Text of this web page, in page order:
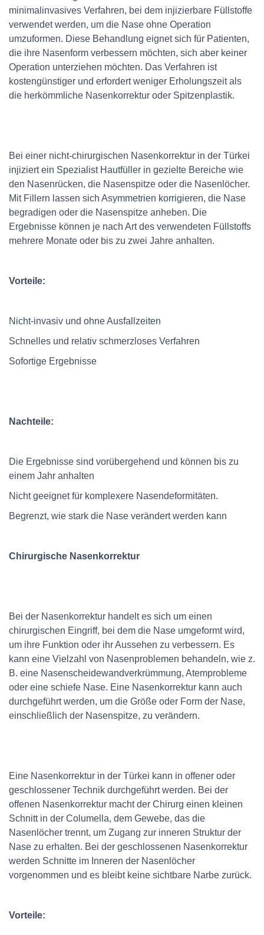
minimalinvasives Verfahren, bei dem injizierbare Füllstoffe
verwendet werden, um die Nase ohne Operation
umzuformen. Diese Behandlung eignet sich für Patienten,
die ihre Nasenform verbessern möchten, sich aber keiner
Operation unterziehen möchten. Das Verfahren ist
kostengünstiger und erfordert weniger Erholungszeit als
die herkömmliche Nasenkorrektur oder Spitzenplastik.
Bei einer nicht-chirurgischen Nasenkorrektur in der Türkei
injiziert ein Spezialist Hautfüller in gezielte Bereiche wie
den Nasenrücken, die Nasenspitze oder die Nasenlöcher.
Mit Fillern lassen sich Asymmetrien korrigieren, die Nase
begradigen oder die Nasenspitze anheben. Die
Ergebnisse können je nach Art des verwendeten Füllstoffs
mehrere Monate oder bis zu zwei Jahre anhalten.
Vorteile:
Nicht-invasiv und ohne Ausfallzeiten
Schnelles und relativ schmerzloses Verfahren
Sofortige Ergebnisse
Nachteile:
Die Ergebnisse sind vorübergehend und können bis zu
einem Jahr anhalten
Nicht geeignet für komplexere Nasendeformitäten.
Begrenzt, wie stark die Nase verändert werden kann
Chirurgische Nasenkorrektur
Bei der Nasenkorrektur handelt es sich um einen
chirurgischen Eingriff, bei dem die Nase umgeformt wird,
um ihre Funktion oder ihr Aussehen zu verbessern. Es
kann eine Vielzahl von Nasenproblemen behandeln, wie z.
B. eine Nasenscheidewandverkrümmung, Atemprobleme
oder eine schiefe Nase. Eine Nasenkorrektur kann auch
durchgeführt werden, um die Größe oder Form der Nase,
einschließlich der Nasenspitze, zu verändern.
Eine Nasenkorrektur in der Türkei kann in offener oder
geschlossener Technik durchgeführt werden. Bei der
offenen Nasenkorrektur macht der Chirurg einen kleinen
Schnitt in der Columella, dem Gewebe, das die
Nasenlöcher trennt, um Zugang zur inneren Struktur der
Nase zu erhalten. Bei der geschlossenen Nasenkorrektur
werden Schnitte im Inneren der Nasenlöcher
vorgenommen und es bleibt keine sichtbare Narbe zurück.
Vorteile: